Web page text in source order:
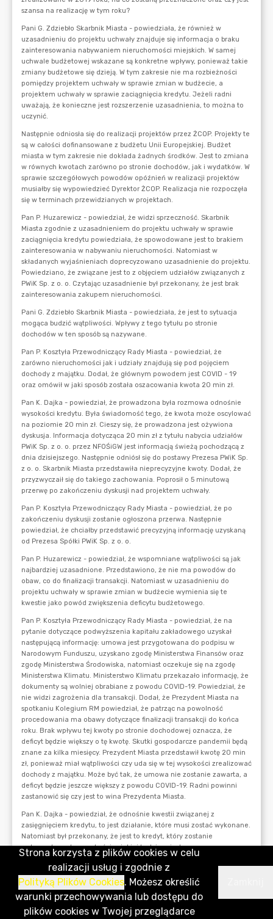
Strona korzysta z plików cookies w celu
realizacji usług i zgodnie z
Polityką Plików Cookies. Możesz określić
warunki przechowywania lub dostępu do
plików cookies w Twojej przeglądarce